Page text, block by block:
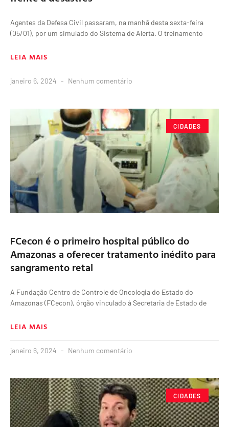
Agentes da Defesa Civil passaram, na manhã desta sexta-feira
(05/01), por um simulado do Sistema de Alerta. O treinamento
LEIA MAIS
janeiro 6, 2024 Nenhum comentário
CIDADES
FCecon é o primeiro hospital público do
Amazonas a oferecer tratamento inédito para
sangramento retal
A Fundação Centro de Controle de Oncologia do Estado do
Amazonas (FCecon), órgão vinculado à Secretaria de Estado de
LEIA MAIS
janeiro 6, 2024 Nenhum comentário
CIDADES